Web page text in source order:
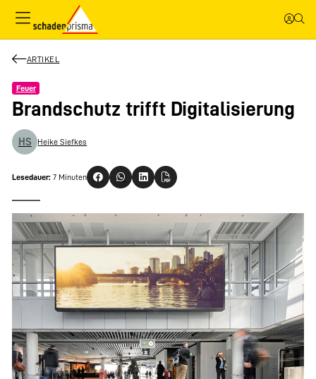
ARTIKEL
Feuer
Brandschutz trifft Digitalisierung
HS Heike Siefkes
Lesedauer: 7 Minuten